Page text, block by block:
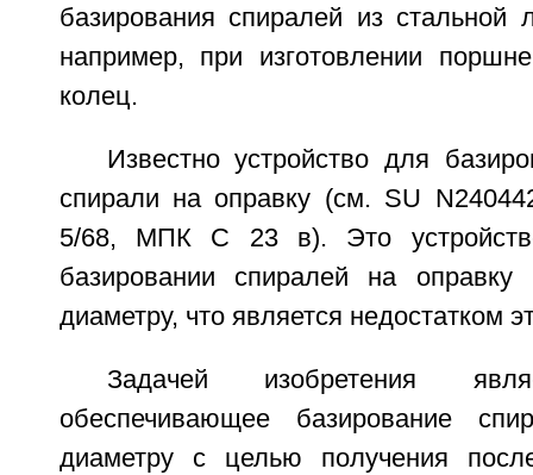
базирования спиралей из
например, при изготовлении
колец.
Известно устройство для
спирали на оправку (см. SU
5/68, МПК С 23 в). Это
базировании спиралей на
диаметру, что является недостатком
Задачей изобретения
обеспечивающее базирование
диаметру с целью получения